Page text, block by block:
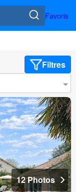
Favoris
Filtres
12 Photos